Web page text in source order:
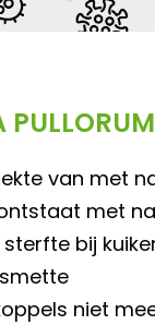
PULLORUM
van met
met
bij
niet